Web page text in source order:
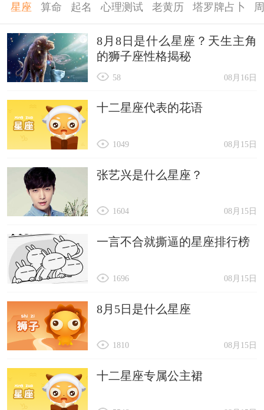
星座 算命 起名 心理测试 老黄历 塔罗牌占卜
8月8日是什么星座？天生主角
的狮子座性格揭秘
08月16日
58
十二星座代表的花语
08月15日
1049
张艺兴是什么星座？
08月15日
1604
一言不合就撕逼的星座排行榜
08月15日
1696
8月5日是什么星座
08月15日
1810
十二星座专属公主裙